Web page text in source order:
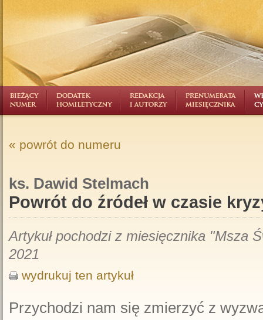
« powrót do numeru
ks. Dawid Stelmach
Powrót do źródeł w czasie
Artykuł pochodzi z miesięcznika "Msza
2021
wydrukuj ten artykuł
Przychodzi nam się zmierzyć z